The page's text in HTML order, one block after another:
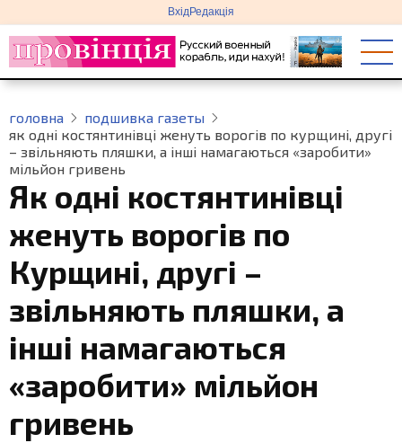
до
основного
вмісту
меню
облікового
запису
користувача
ВхідРедакція
головна
подшивка газеты
як одні костянтинівці женуть ворогів по курщині, другі
– звільняють пляшки, а інші намагаються «заробити»
мільйон гривень
Як одні костянтинівці
женуть ворогів по
Курщині, другі –
звільняють пляшки, а
інші намагаються
«заробити» мільйон
гривень